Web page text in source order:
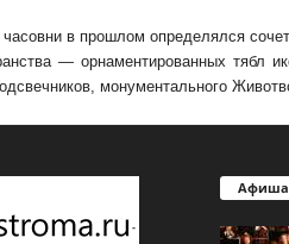
часовни в прошлом определялся
— орнаментированных тябл
монументального
Афиша